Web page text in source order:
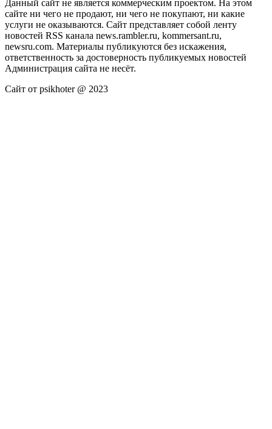
Данный сайт не является коммерческим проектом. На этом
сайте ни чего не продают, ни чего не покупают, ни какие
услуги не оказываются. Сайт представляет собой ленту
новостей RSS канала news.rambler.ru, kommersant.ru,
newsru.com. Материалы публикуются без искажения,
ответственность за достоверность публикуемых новостей
Администрация сайта не несёт.
Сайт от psikhoter @ 2023